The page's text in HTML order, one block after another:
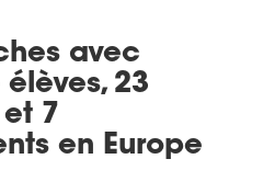
avec
23
7
en Europe